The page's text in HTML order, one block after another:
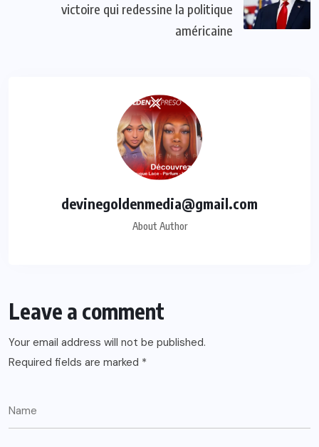
victoire qui redessine la politique
américaine
devinegoldenmedia@gmail.com
About Author
Leave a comment
Your email address will not be published.
Required fields are marked *